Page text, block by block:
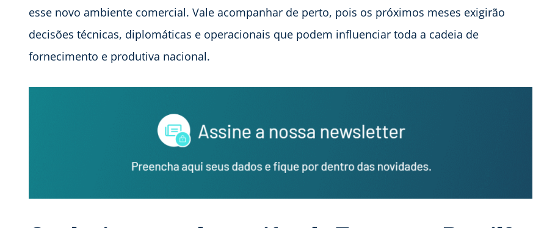
esse novo ambiente comercial. Vale acompanhar de perto, pois os próximos meses exigirão
decisões técnicas, diplomáticas e operacionais que podem influenciar toda a cadeia de
fornecimento e produtiva nacional.